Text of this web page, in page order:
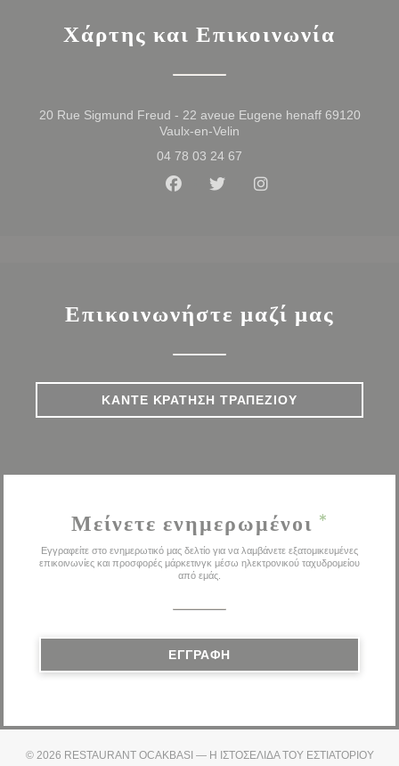
Χάρτης και Επικοινωνία
20 Rue Sigmund Freud - 22 aveue Eugene henaff 69120
Vaulx-en-Velin
04 78 03 24 67
Facebook ((ανοίγει σε νέο
Twitter ((ανοίγει σε νέο
Instagram
Επικοινωνήστε μαζί μας
ΚΆΝΤΕ ΚΡΆΤΗΣΗ ΤΡΑΠΕΖΙΟΎ
Μείνετε ενημερωμένοι *
Εγγραφείτε στο ενημερωτικό μας δελτίο για να λαμβάνετε εξατομικευμένες
επικοινωνίες και προσφορές μάρκετινγκ μέσω ηλεκτρονικού ταχυδρομείου
από εμάς.
ΕΓΓΡΑΦΉ
© 2026 RESTAURANT OCAKBASI — Η ΙΣΤΟΣΕΛΊΔΑ ΤΟΥ ΕΣΤΙΑΤΟΡΊΟΥ